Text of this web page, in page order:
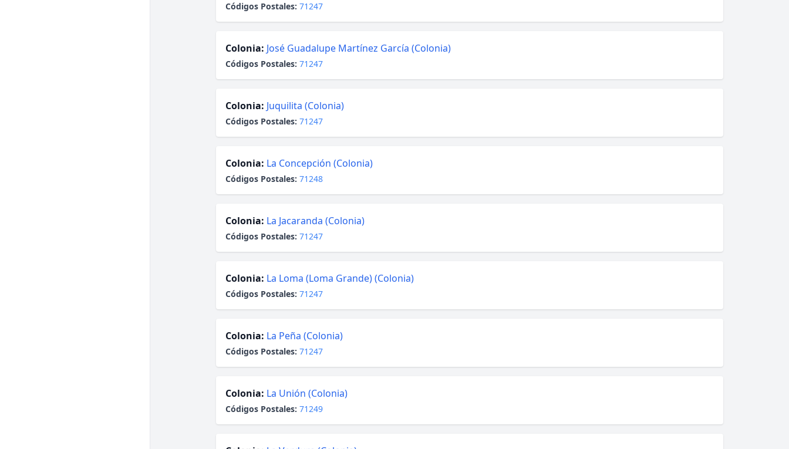
Códigos Postales: 71247
Colonia: José Guadalupe Martínez García (Colonia)
Códigos Postales: 71247
Colonia: Juquilita (Colonia)
Códigos Postales: 71247
Colonia: La Concepción (Colonia)
Códigos Postales: 71248
Colonia: La Jacaranda (Colonia)
Códigos Postales: 71247
Colonia: La Loma (Loma Grande) (Colonia)
Códigos Postales: 71247
Colonia: La Peña (Colonia)
Códigos Postales: 71247
Colonia: La Unión (Colonia)
Códigos Postales: 71249